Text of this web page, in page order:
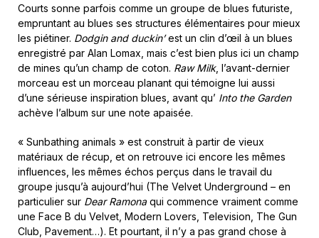
Courts sonne parfois comme un groupe de blues futuriste,
empruntant au blues ses structures élémentaires pour mieux
les piétiner. Dodgin and duckin’est un clin d’œil à un blues
enregistré par Alan Lomax, mais c’est bien plus ici un champ
de mines qu’un champ de coton. Raw Milk, l’avant-dernier
morceau est un morceau planant qui témoigne lui aussi
d’une sérieuse inspiration blues, avant qu’ Into the Garden
achève l’album sur une note apaisée.
« Sunbathing animals » est construit à partir de vieux
matériaux de récup, et on retrouve ici encore les mêmes
influences, les mêmes échos perçus dans le travail du
groupe jusqu’à aujourd’hui (The Velvet Underground – en
particulier sur Dear Ramonaqui commence vraiment comme
une Face B du Velvet, Modern Lovers, Television, The Gun
Club, Pavement…). Et pourtant, il n’y a pas grand chose à